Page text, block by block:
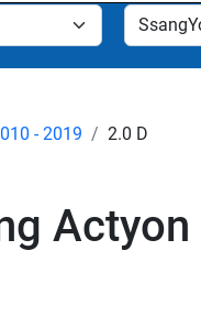
- 2019 2.0 D